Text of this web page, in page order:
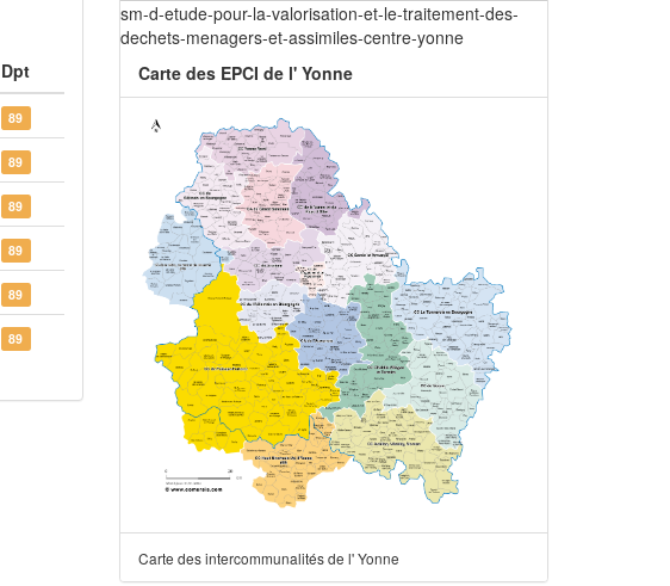
Dpt
89
89
89
89
89
89
sm-d-etude-pour-la-valorisation-et-le-traitement-des-
dechets-menagers-et-assimiles-centre-yonne
Carte des EPCI de l' Yonne
Carte des intercommunalités de l' Yonne